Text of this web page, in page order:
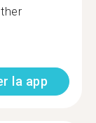
la app